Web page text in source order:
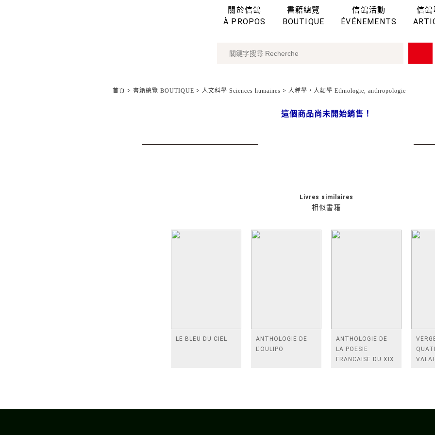
關於信鴿
À PROPOS
書籍總覽
BOUTIQUE
信鴿活動
ÉVÉNEMENTS
信鴿
首頁 > 書籍總覽 BOUTIQUE > 人文科學 Sciences humaines > 人種學，人類學 Ethnologie, anthropologie
這個商品尚未開始銷售！
相似書籍
Livres similaires
LE BLEU DU CIEL
ANTHOLOGIE DE
L'OULIPO
ANTHOLOGIE DE
LA POESIE
FRANCAISE DU XIX